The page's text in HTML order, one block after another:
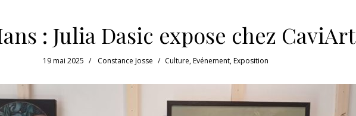
: Julia Dasic expose chez CaviArt
19 mai 2025 Constance Josse Culture,Evénement,Exposition